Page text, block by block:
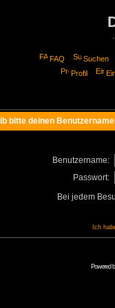
FAQ
Suchen
Profil
bitte deinen
Benutzername:
Passwort:
Bei jedem
Ich
Powered